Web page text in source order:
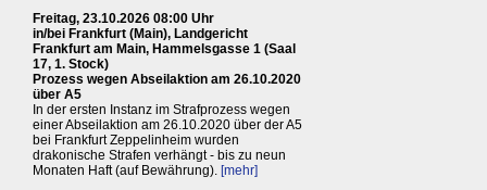
Freitag, 23.10.2026 08:00 Uhr
in/bei Frankfurt (Main), Landgericht
Frankfurt am Main, Hammelsgasse 1 (Saal
17, 1. Stock)
Prozess wegen Abseilaktion am 26.10.2020
über A5
In der ersten Instanz im Strafprozess wegen
einer Abseilaktion am 26.10.2020 über der A5
bei Frankfurt Zeppelinheim wurden
drakonische Strafen verhängt - bis zu neun
Monaten Haft (auf Bewährung). [mehr]